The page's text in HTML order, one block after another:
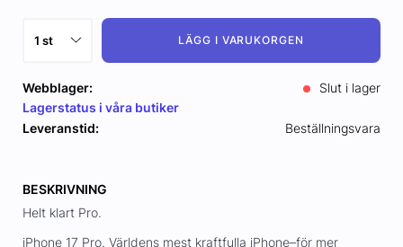
LÄGG I VARUKORGEN
Webblager:
Slut i lager
Lagerstatus i våra butiker
Leveranstid:
Beställningsvara
BESKRIVNING
Helt klart Pro.
iPhone 17 Pro. Världens mest kraftfulla iPhone–för mer